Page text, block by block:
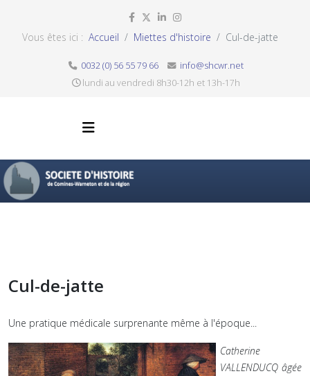
Vous êtes ici : Accueil Miettes d'histoire Cul-de-jatte
0032 (0) 56 55 79 66
info@shcwr.net
lundi au vendredi 8h30-12h et 13h-17h
Cul-de-jatte
Une pratique médicale surprenante même à l'époque...
Catherine
VALLENDUCQ âgée